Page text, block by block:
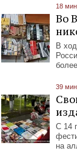
18
Во
В
39
С 14
на